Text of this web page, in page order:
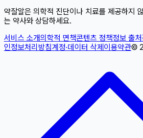
약잘알은 의학적 진단이나 치료를 제공하지
는 약사와 상담하세요.
서비스 소개의학적 면책콘텐츠 정책정보 출처
인정보처리방침계정·데이터 삭제 이용약관©